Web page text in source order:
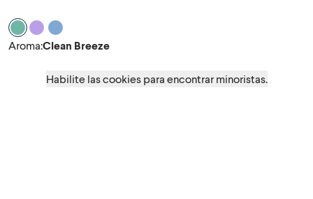
Aroma Clean Breeze
Aroma Nighttime Calm
Aroma Ocean Mist
Aroma:Clean Breeze
Habilite las cookies para encontrar minoristas.